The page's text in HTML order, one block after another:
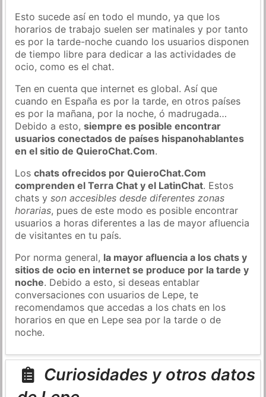
Esto sucede así en todo el mundo, ya que los
horarios de trabajo suelen ser matinales y por tanto
es por la tarde-noche cuando los usuarios disponen
de tiempo libre para dedicar a las actividades de
ocio, como es el chat.
Ten en cuenta que internet es global. Así que
cuando en España es por la tarde, en otros países
es por la mañana, por la noche, ó madrugada…
Debido a esto,siempre es posible encontrar
usuarios conectados de países hispanohablantes
en el sitio de QuieroChat.Com.
Loschats ofrecidos por QuieroChat.Com
comprenden el Terra Chat y el LatinChat. Estos
chats yson accesibles desde diferentes zonas
horarias, pues de este modo es posible encontrar
usuarios a horas diferentes a las de mayor afluencia
de visitantes en tu país.
Por norma general, la mayor afluencia a los chats y
sitios de ocio en internet se produce por la tarde y
noche. Debido a esto, si deseas entablar
conversaciones con usuarios de Lepe, te
recomendamos que accedas a los chats en los
horarios en que en Lepe sea por la tarde o de
noche.
Curiosidades y otros datos